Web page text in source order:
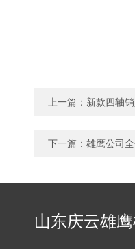
上一篇： 新款四轴
下一篇： 雄鹰公司
山东庆云雄